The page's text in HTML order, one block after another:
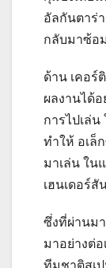
อัลกันตาร่
กลับมาซ้อ
ด้าน เคอร์
ผลงานได้อ
การไปเล่
ทำให้ อเล็
มาเล่น ใน
เฮนเดอร์สั
ซึ่งที่ผ่านม
มาอย่างต่
ทีมชาติสเ